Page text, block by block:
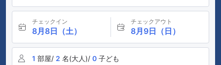
チェックイン
8月8日（土）
チェックアウト
8月9日（日）
1 部屋/ 2 名(大人)/ 0 子ども